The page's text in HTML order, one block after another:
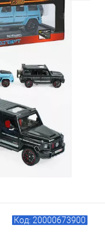
Код: 20000673900